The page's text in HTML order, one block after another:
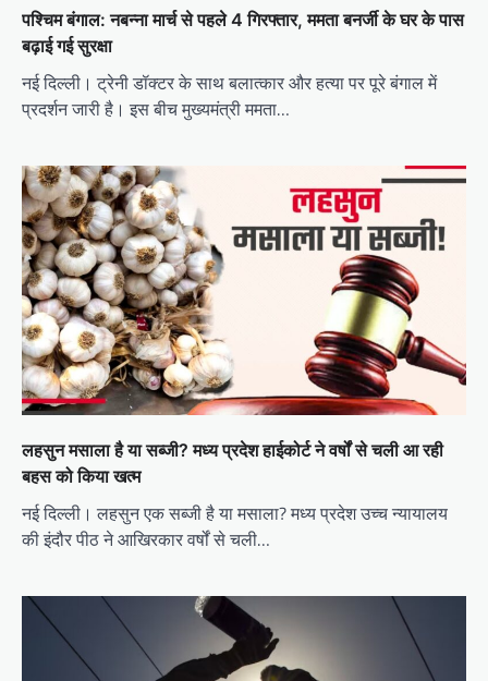
पश्चिम बंगाल: नबन्ना मार्च से पहले 4 गिरफ्तार, ममता बनर्जी के घर के पास
बढ़ाई गई सुरक्षा
नई दिल्ली। ट्रेनी डॉक्टर के साथ बलात्कार और हत्या पर पूरे बंगाल में
प्रदर्शन जारी है। इस बीच मुख्यमंत्री ममता…
लहसुन मसाला है या सब्जी? मध्य प्रदेश हाईकोर्ट ने वर्षों से चली आ रही
बहस को किया खत्म
नई दिल्ली। लहसुन एक सब्जी है या मसाला? मध्य प्रदेश उच्च न्यायालय
की इंदौर पीठ ने आखिरकार वर्षों से चली…